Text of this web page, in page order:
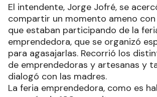
El intendente, Jorge Jofré, se
compartir un momento ameno con
que estaban participando de la
emprendedora, que se organizó
para agasajarlas. Recorrió los
de emprendedoras y artesanas y
dialogó con las madres.
La feria emprendedora, como es